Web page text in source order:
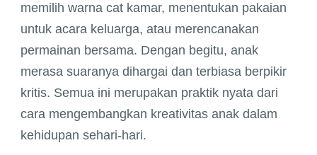
memilih warna cat kamar, menentukan pakaian
untuk acara keluarga, atau merencanakan
permainan bersama. Dengan begitu, anak
merasa suaranya dihargai dan terbiasa berpikir
kritis. Semua ini merupakan praktik nyata dari
cara mengembangkan kreativitas anak dalam
kehidupan sehari-hari.